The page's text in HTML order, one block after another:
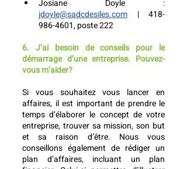
jdoyle@sadcdesiles.com | 418-
986-4601, poste 222
6. J’ai besoin de conseils pour le
démarrage d’une entreprise. Pouvez-
vous m’aider?
Si vous souhaitez vous lancer en
affaires, il est important de prendre le
temps d’élaborer le concept de votre
entreprise, trouver sa mission, son but
et sa raison d’être. Nous vous
conseillons également de rédiger un
plan d’affaires, incluant un plan